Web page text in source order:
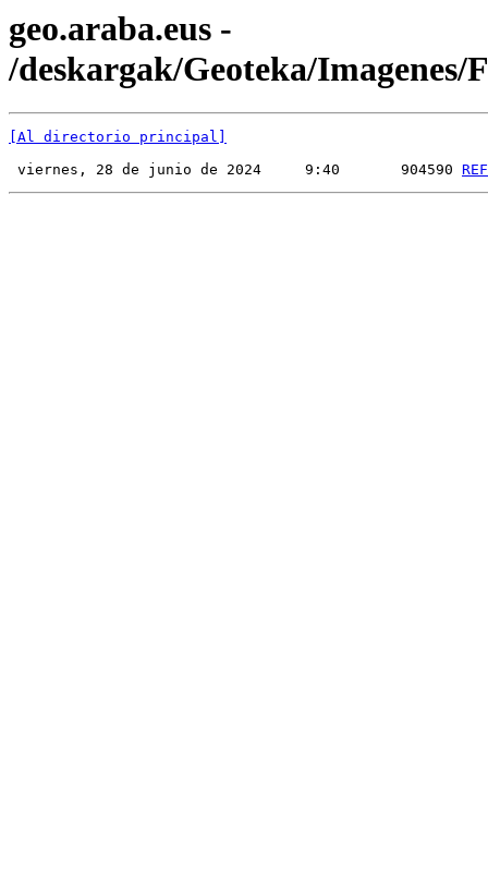
geo.araba.eus -
/deskargak/Geoteka/Imagenes/
[Al directorio principal]
viernes, 28 de junio de 2024     9:40       904590